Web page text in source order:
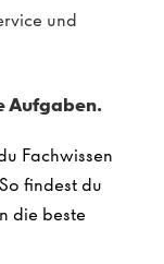
und
Aufgaben.
Fachwissen
findest du
die beste